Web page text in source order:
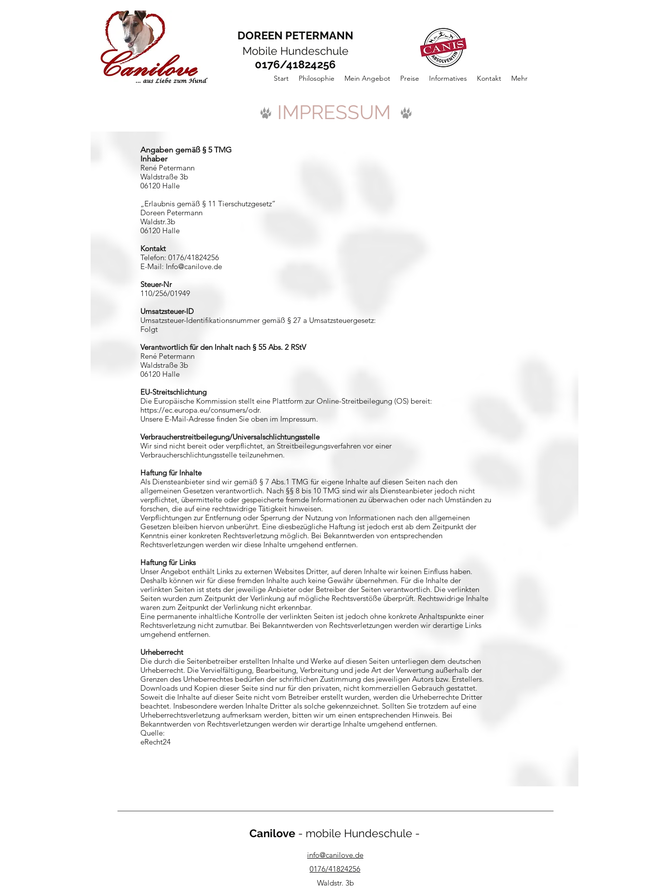
DOREEN PETERMANN
Mobile Hundeschule
0176/41824256
Start Philosophie Mein Angebot Preise Informatives Kontakt Mehr
IMPRESSUM
Angaben gemäß § 5 TMG
Inhaber
René Petermann
Waldstraße 3b
06120 Halle
„Erlaubnis gemäß § 11 Tierschutzgesetz“
Doreen Petermann
Waldstr.3b
06120 Halle
Kontakt
Telefon: 0176/41824256
E-Mail: Info@canilove.de
Steuer-Nr
110/256/01949
Umsatzsteuer-ID
Umsatzsteuer-Identifikationsnummer gemäß § 27 a Umsatzsteuergesetz:
Folgt
Verantwortlich für den Inhalt nach § 55 Abs. 2 RStV
René Petermann
Waldstraße 3b
06120 Halle
EU-Streitschlichtung
Die Europäische Kommission stellt eine Plattform zur Online-Streitbeilegung (OS) bereit:
https://ec.europa.eu/consumers/odr.
Unsere E-Mail-Adresse finden Sie oben im Impressum.
Verbraucherstreitbeilegung/Universalschlichtungsstelle
Wir sind nicht bereit oder verpflichtet, an Streitbeilegungsverfahren vor einer
Verbraucherschlichtungsstelle teilzunehmen.
Haftung für Inhalte
Als Diensteanbieter sind wir gemäß § 7 Abs.1 TMG für eigene Inhalte auf diesen Seiten nach den
allgemeinen Gesetzen verantwortlich. Nach §§ 8 bis 10 TMG sind wir als Diensteanbieter jedoch nicht
verpflichtet, übermittelte oder gespeicherte fremde Informationen zu überwachen oder nach Umständen zu
forschen, die auf eine rechtswidrige Tätigkeit hinweisen.
Verpflichtungen zur Entfernung oder Sperrung der Nutzung von Informationen nach den allgemeinen
Gesetzen bleiben hiervon unberührt. Eine diesbezügliche Haftung ist jedoch erst ab dem Zeitpunkt der
Kenntnis einer konkreten Rechtsverletzung möglich. Bei Bekanntwerden von entsprechenden
Rechtsverletzungen werden wir diese Inhalte umgehend entfernen.
Haftung für Links
Unser Angebot enthält Links zu externen Websites Dritter, auf deren Inhalte wir keinen Einfluss haben.
Deshalb können wir für diese fremden Inhalte auch keine Gewähr übernehmen. Für die Inhalte der
verlinkten Seiten ist stets der jeweilige Anbieter oder Betreiber der Seiten verantwortlich. Die verlinkten
Seiten wurden zum Zeitpunkt der Verlinkung auf mögliche Rechtsverstöße überprüft. Rechtswidrige Inhalte
waren zum Zeitpunkt der Verlinkung nicht erkennbar.
Eine permanente inhaltliche Kontrolle der verlinkten Seiten ist jedoch ohne konkrete Anhaltspunkte einer
Rechtsverletzung nicht zumutbar. Bei Bekanntwerden von Rechtsverletzungen werden wir derartige Links
umgehend entfernen.
Urheberrecht
Die durch die Seitenbetreiber erstellten Inhalte und Werke auf diesen Seiten unterliegen dem deutschen
Urheberrecht. Die Vervielfältigung, Bearbeitung, Verbreitung und jede Art der Verwertung außerhalb der
Grenzen des Urheberrechtes bedürfen der schriftlichen Zustimmung des jeweiligen Autors bzw. Erstellers.
Downloads und Kopien dieser Seite sind nur für den privaten, nicht kommerziellen Gebrauch gestattet.
Soweit die Inhalte auf dieser Seite nicht vom Betreiber erstellt wurden, werden die Urheberrechte Dritter
beachtet. Insbesondere werden Inhalte Dritter als solche gekennzeichnet. Sollten Sie trotzdem auf eine
Urheberrechtsverletzung aufmerksam werden, bitten wir um einen entsprechenden Hinweis. Bei
Bekanntwerden von Rechtsverletzungen werden wir derartige Inhalte umgehend entfernen.
Quelle:
eRecht24
Canilove - mobile Hundeschule -
info@canilove.de
0176/41824256
Waldstr. 3b